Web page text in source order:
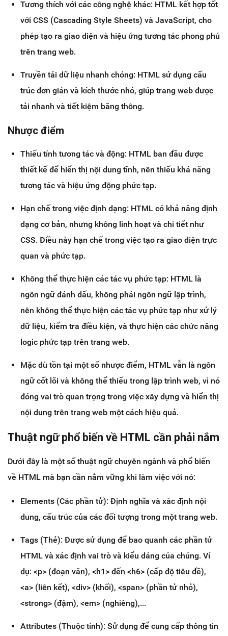
Tương thích với các công nghệ khác: HTML kết hợp tốt
với CSS (Cascading Style Sheets) và JavaScript, cho
phép tạo ra giao diện và hiệu ứng tương tác phong phú
trên trang web.
Truyền tải dữ liệu nhanh chóng: HTML sử dụng cấu
trúc đơn giản và kích thước nhỏ, giúp trang web được
tải nhanh và tiết kiệm băng thông.
Nhược điểm
Thiếu tính tương tác và động: HTML ban đầu được
thiết kế để hiển thị nội dung tĩnh, nên thiếu khả năng
tương tác và hiệu ứng động phức tạp.
Hạn chế trong việc định dạng: HTML có khả năng định
dạng cơ bản, nhưng không linh hoạt và chi tiết như
CSS. Điều này hạn chế trong việc tạo ra giao diện trực
quan và phức tạp.
Không thể thực hiện các tác vụ phức tạp: HTML là
ngôn ngữ đánh dấu, không phải ngôn ngữ lập trình,
nên không thể thực hiện các tác vụ phức tạp như xử lý
dữ liệu, kiểm tra điều kiện, và thực hiện các chức năng
logic phức tạp trên trang web.
Mặc dù tồn tại một số nhược điểm, HTML vẫn là ngôn
ngữ cốt lõi và không thể thiếu trong lập trình web, vì nó
đóng vai trò quan trọng trong việc xây dựng và hiển thị
nội dung trên trang web một cách hiệu quả.
Thuật ngữ phổ biến về HTML cần phải nắm
Dưới đây là một số thuật ngữ chuyên ngành và phổ biến
về HTML mà bạn cần nắm vững khi làm việc với nó:
Elements (Các phần tử): Định nghĩa và xác định nội
dung, cấu trúc của các đối tượng trong một trang web.
Tags (Thẻ): Được sử dụng để bao quanh các phần tử
HTML và xác định vai trò và kiểu dáng của chúng. Ví
dụ: <p> (đoạn văn), <h1> đến <h6> (cấp độ tiêu đề),
<a> (liên kết), <div> (khối), <span> (phần tử nhỏ),
<strong> (đậm), <em> (nghiêng),...
Attributes (Thuộc tính): Sử dụng để cung cấp thông tin